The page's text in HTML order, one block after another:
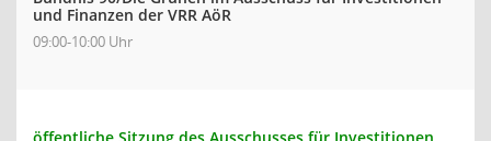
und Finanzen der VRR AöR
09:00-10:00 Uhr